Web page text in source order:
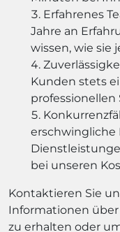
Erfahrenes
Jahre an
wissen, wie sie
Kunden stets
professionellen
erschwingliche
bei unseren
Kontaktieren Sie
Informationen
zu erhalten oder